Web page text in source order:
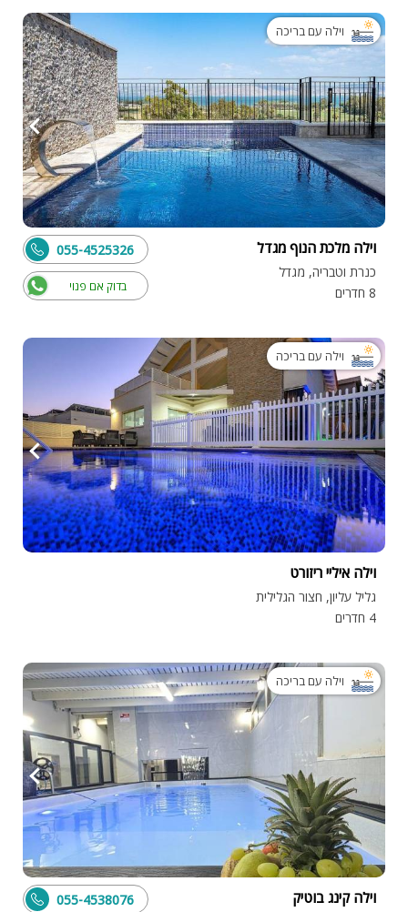
וילה עם בריכה
וילה מלכת הנוף מגדל
כנרת וטבריה, מגדל
8 חדרים
בדוק אם פנוי
055-4525326
וילה עם בריכה
וילה איליי ריזורט
גליל עליון, חצור הגלילית
4 חדרים
וילה עם בריכה
וילה קינג בוטיק 055-4538076